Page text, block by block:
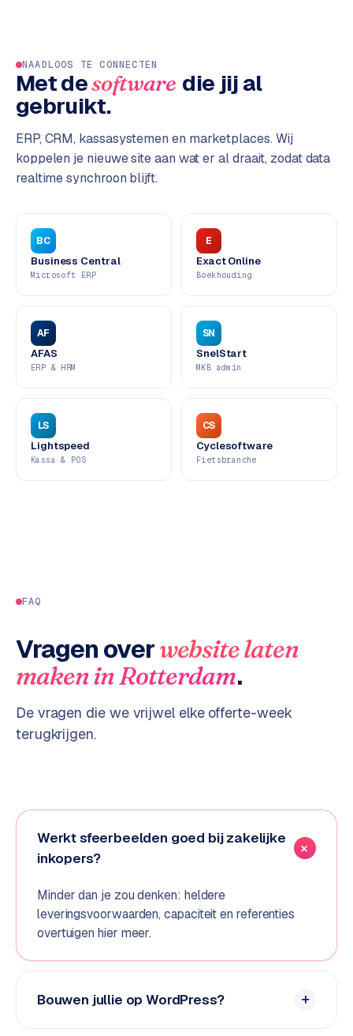
k
b
u
i
l
d
i
G
o
o
g
l
e
A
d
s
G
o
o
g
i
b
e
s
e
d
S
c
i
l
m
e
i
C
NAADLOOS TE CONNECTEN
Met desoftware die jij al
gebruikt.
ERP, CRM, kassasystemen en marketplaces. Wij
koppelen je nieuwe site aan wat er al draait, zodat data
realtime synchroon blijft.
BC
Business Central
Microsoft ERP
E
Exact Online
Boekhouding
AF
AFAS
ERP & HRM
SN
SnelStart
MKB admin
LS
Lightspeed
Kassa & POS
CS
Cyclesoftware
Fietsbranche
FAQ
Vragen overwebsite laten
makeninRotterdam.
De vragen die we vrijwel elke offerte-week
terugkrijgen.
Werkt sfeerbeelden goed bij zakelijke
inkopers?
Minder dan je zou denken: heldere
leveringsvoorwaarden, capaciteit en referenties
overtuigen hier meer.
Bouwen jullie op WordPress?